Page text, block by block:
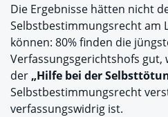
Die Ergebnisse hätten nicht
Selbstbestimmungsrecht am
können: 80% finden die
Verfassungsgerichtshofs gut,
der „Hilfe bei der
Selbstbestimmungsrecht
verfassungswidrig ist.